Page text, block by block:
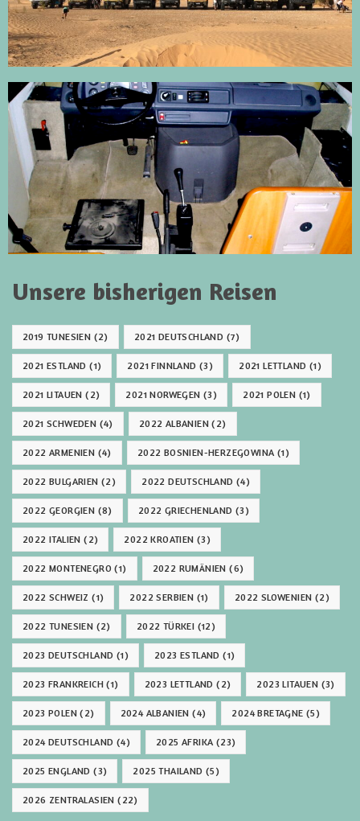
Unsere bisherigen Reisen
2019 TUNESIEN (2) 2021 DEUTSCHLAND (7)
2021 ESTLAND (1) 2021 FINNLAND (3) 2021 LETTLAND (1)
2021 LITAUEN (2) 2021 NORWEGEN (3) 2021 POLEN (1)
2021 SCHWEDEN (4) 2022 ALBANIEN (2)
2022 ARMENIEN (4) 2022 BOSNIEN-HERZEGOWINA(1)
2022 BULGARIEN (2) 2022 DEUTSCHLAND (4)
2022 GEORGIEN (8) 2022 GRIECHENLAND (3)
2022 ITALIEN (2) 2022 KROATIEN (3)
2022 MONTENEGRO (1) 2022 RUMÄNIEN (6)
2022 SCHWEIZ (1) 2022 SERBIEN (1) 2022 SLOWENIEN (2)
2022 TUNESIEN (2) 2022 TÜRKEI (12)
2023 DEUTSCHLAND (1) 2023 ESTLAND (1)
2023 FRANKREICH (1) 2023 LETTLAND (2) 2023 LITAUEN (3)
2023 POLEN (2) 2024 ALBANIEN (4) 2024 BRETAGNE (5)
2024 DEUTSCHLAND (4) 2025 AFRIKA(23)
2025 ENGLAND (3) 2025 THAILAND (5)
2026 ZENTRALASIEN (22)